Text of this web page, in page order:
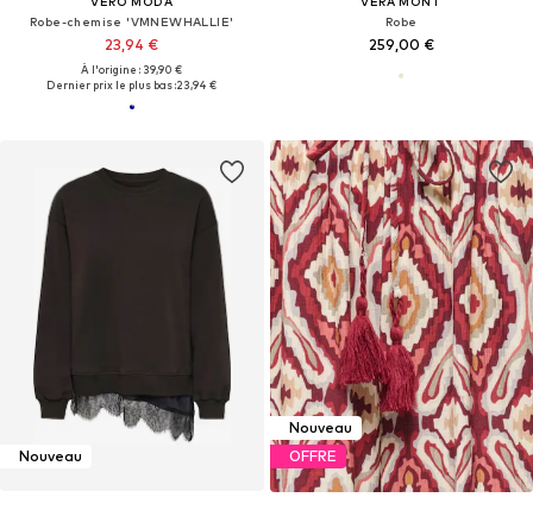
Robe-chemise 'VMNEWHALLIE'
23,94 €
À l'origine : 39,90 €
Dernier prix le plus bas :23,94 €
Robe
259,00 €
Nouveau
Nouveau
OFFRE